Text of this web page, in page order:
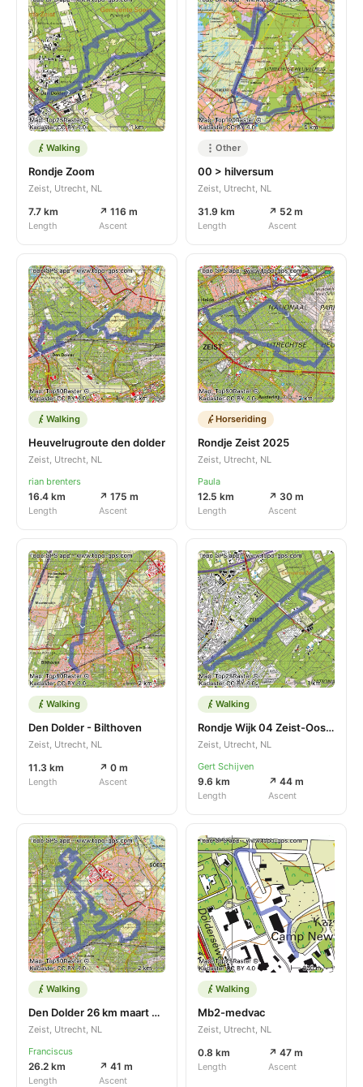
Walking
Rondje Zoom
Zeist, Utrecht, NL
7.7 km
Length
↗ 116 m
Ascent
Other
00 > hilversum
Zeist, Utrecht, NL
31.9 km
Length
↗ 52 m
Ascent
Walking
Heuvelrugroute den dolder
Zeist, Utrecht, NL
rian brenters
16.4 km
Length
↗ 175 m
Ascent
Horseriding
Rondje Zeist 2025
Zeist, Utrecht, NL
Paula
12.5 km
Length
↗ 30 m
Ascent
Walking
Den Dolder - Bilthoven
Zeist, Utrecht, NL
11.3 km
Length
↗ 0 m
Ascent
Walking
Rondje Wijk 04 Zeist-Oost, Zeister Bos en omgeving
Zeist, Utrecht, NL
Gert Schijven
9.6 km
Length
↗ 44 m
Ascent
Walking
Den Dolder 26 km maart 2025
Zeist, Utrecht, NL
Franciscus
26.2 km
Length
↗ 41 m
Ascent
Walking
Mb2-medvac
Zeist, Utrecht, NL
0.8 km
Length
↗ 47 m
Ascent